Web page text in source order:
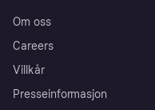
Om oss
Careers
Villkår
Presseinformasjon